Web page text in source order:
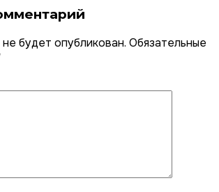
будет опубликован. Обязательные